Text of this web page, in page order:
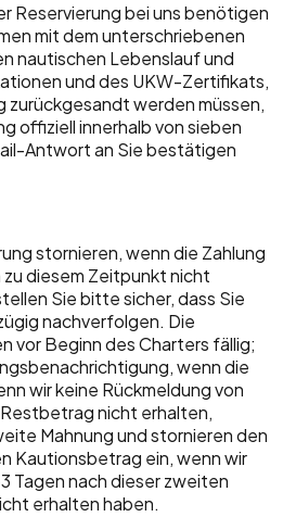
Reservierung bei uns benötigen
mit dem unterschriebenen
nautischen Lebenslauf und
und des UKW-Zertifikats,
zurückgesandt werden müssen,
offiziell innerhalb von sieben
Antwort an Sie bestätigen
stornieren, wenn die Zahlung
diesem Zeitpunkt nicht
Sie bitte sicher, dass Sie
nachverfolgen. Die
vor Beginn des Charters fällig;
wenn die
wir keine Rückmeldung von
nicht erhalten,
Mahnung und stornieren den
Kautionsbetrag ein, wenn wir
Tagen nach dieser zweiten
erhalten haben.